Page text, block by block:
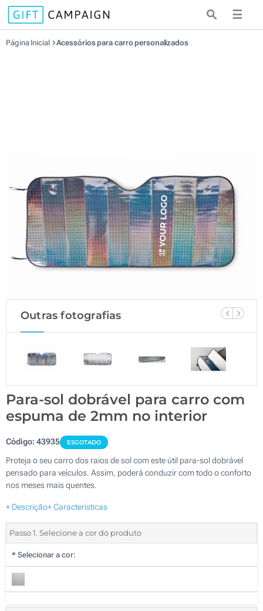
☰
Página Inicial Acessórios para carro personalizados
Outras fotografias
Para-sol dobrável para carro com
espuma de 2mm no interior
Código:43935 ESGOTADO
Proteja o seu carro dos raios de sol com este útil para-sol dobrável
pensado para veículos. Assim, poderá conduzir com todo o conforto
nos meses mais quentes.
+ Descrição+ Características
Passo 1. Selecione a cor do produto
* Selecionar a cor: